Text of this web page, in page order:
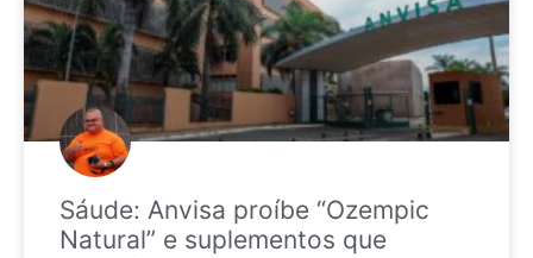
Sáude: Anvisa proíbe “Ozempic
Natural” e suplementos que